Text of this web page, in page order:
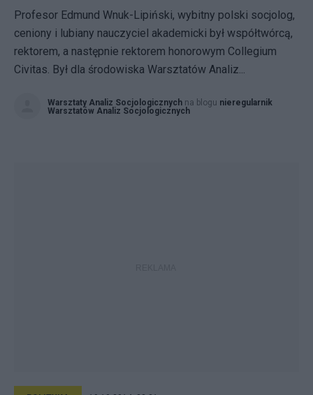
Profesor Edmund Wnuk-Lipiński, wybitny polski socjolog,
ceniony i lubiany nauczyciel akademicki był współtwórcą,
rektorem, a następnie rektorem honorowym Collegium
Civitas. Był dla środowiska Warsztatów Analiz...
Warsztaty Analiz Socjologicznych na blogu nieregularnik
Warsztatów Analiz Socjologicznych